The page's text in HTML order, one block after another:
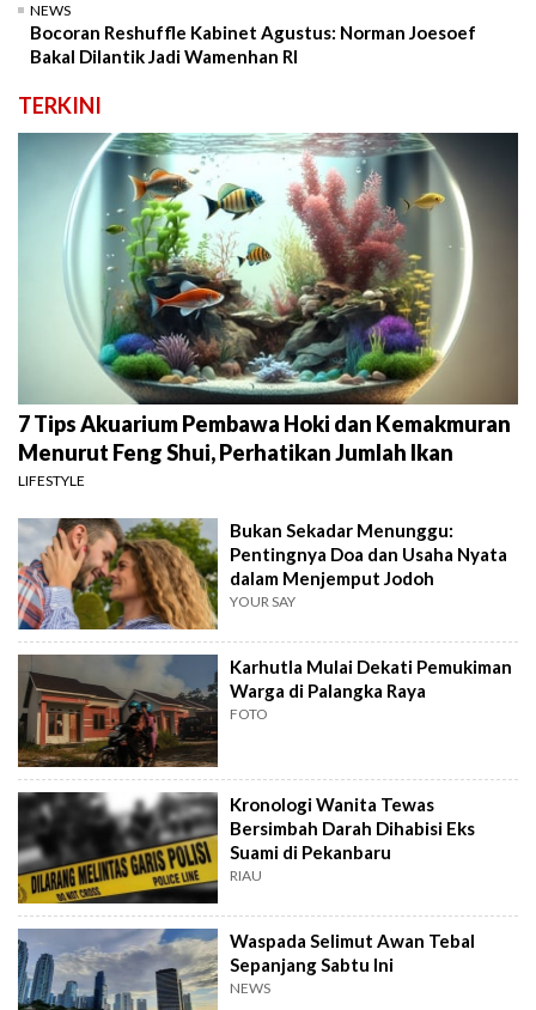
NEWS
Bocoran Reshuffle Kabinet Agustus: Norman Joesoef
Bakal Dilantik Jadi Wamenhan RI
TERKINI
7 Tips Akuarium Pembawa Hoki dan Kemakmuran
Menurut Feng Shui, Perhatikan Jumlah Ikan
LIFESTYLE
Bukan Sekadar Menunggu:
Pentingnya Doa dan Usaha Nyata
dalam Menjemput Jodoh
YOUR SAY
Karhutla Mulai Dekati Pemukiman
Warga di Palangka Raya
FOTO
Kronologi Wanita Tewas
Bersimbah Darah Dihabisi Eks
Suami di Pekanbaru
RIAU
Waspada Selimut Awan Tebal
Sepanjang Sabtu Ini
NEWS